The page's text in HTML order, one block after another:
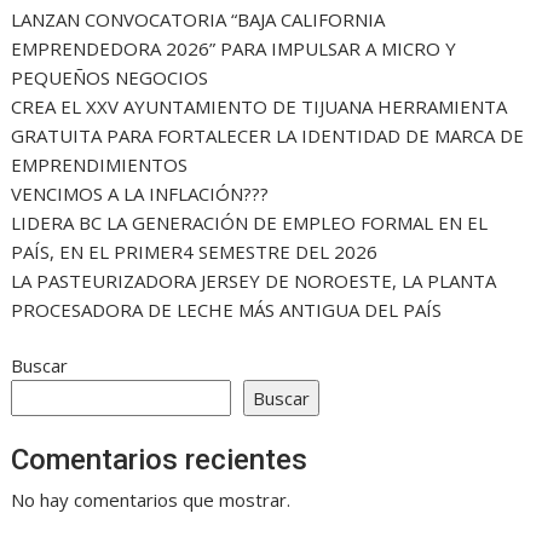
LANZAN CONVOCATORIA “BAJA CALIFORNIA
EMPRENDEDORA 2026” PARA IMPULSAR A MICRO Y
PEQUEÑOS NEGOCIOS
CREA EL XXV AYUNTAMIENTO DE TIJUANA HERRAMIENTA
GRATUITA PARA FORTALECER LA IDENTIDAD DE MARCA DE
EMPRENDIMIENTOS
VENCIMOS A LA INFLACIÓN???
LIDERA BC LA GENERACIÓN DE EMPLEO FORMAL EN EL
PAÍS, EN EL PRIMER4 SEMESTRE DEL 2026
LA PASTEURIZADORA JERSEY DE NOROESTE, LA PLANTA
PROCESADORA DE LECHE MÁS ANTIGUA DEL PAÍS
Buscar
Buscar
Comentarios recientes
No hay comentarios que mostrar.